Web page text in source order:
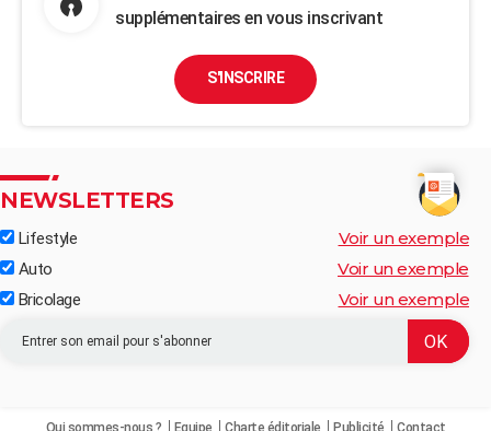
supplémentaires en vous inscrivant
S'INSCRIRE
NEWSLETTERS
Lifestyle Voir un exemple
Auto Voir un exemple
Bricolage Voir un exemple
Qui sommes-nous ? Equipe Charte éditoriale Publicité Contact